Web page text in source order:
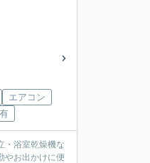
エアコン
・浴室乾燥機な
やお出かけに便